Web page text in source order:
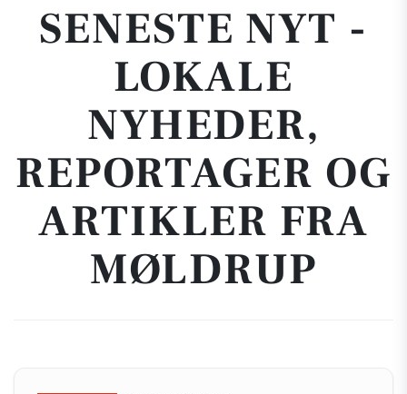
SENESTE NYT -
LOKALE
NYHEDER,
REPORTAGER OG
ARTIKLER FRA
MØLDRUP